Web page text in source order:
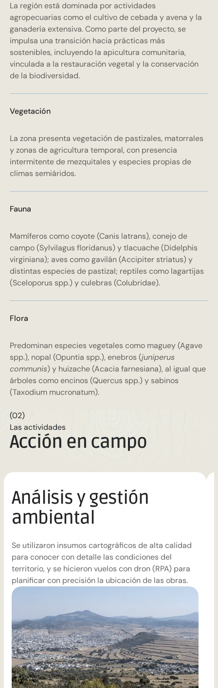
La región está dominada por actividades
agropecuarias como el cultivo de cebada y avena y la
ganadería extensiva. Como parte del proyecto, se
impulsa una transición hacia prácticas más
sostenibles, incluyendo la apicultura comunitaria,
vinculada a la restauración vegetal y la conservación
de la biodiversidad.
Vegetación
La zona presenta vegetación de pastizales, matorrales
y zonas de agricultura temporal, con presencia
intermitente de mezquitales y especies propias de
climas semiáridos.
Fauna
Mamíferos como coyote (Canis latrans), conejo de
campo (Sylvilagus floridanus) y tlacuache (Didelphis
virginiana); aves como gavilán (Accipiter striatus) y
distintas especies de pastizal; reptiles como lagartijas
(Sceloporus spp.) y culebras (Colubridae).
Flora
Predominan especies vegetales como maguey (Agave
spp.), nopal (Opuntia spp.), enebros (juniperus
communis) y huizache (Acacia farnesiana), al igual que
árboles como encinos (Quercus spp.) y sabinos
(Taxodium mucronatum).
(02)
Las actividades
Acción en campo
Análisis y gestión
ambiental
Se utilizaron insumos cartográficos de alta calidad
para conocer con detalle las condiciones del
territorio, y se hicieron vuelos con dron (RPA) para
planificar con precisión la ubicación de las obras.